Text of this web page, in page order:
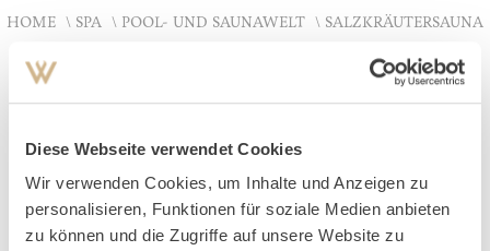
Diese Webseite verwendet Cookies
Wir verwenden Cookies, um Inhalte und Anzeigen zu
personalisieren, Funktionen für soziale Medien anbieten
zu können und die Zugriffe auf unsere Website zu
HOME SPA POOL- UND SAUNAWELT SALZKRÄUTERSAUNA
Salzkräutersauna
SANFTE WÄRME
In unserer 90°C Salzsauna herrscht eine Luftfeuchtigkeit